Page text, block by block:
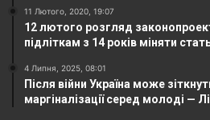
11 Лютого, 2020, 19:07
12 лютого розгляд
підліткам з 14 років міняти
4 Липня, 2025, 08:01
Після війни Україна може
маргіналізації серед молоді —